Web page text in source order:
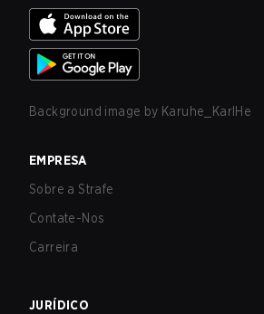
Background image by Karuhe_KarlHe
EMPRESA
Sobre a Strafe
Contate-Nos
Carreira
JURÍDICO